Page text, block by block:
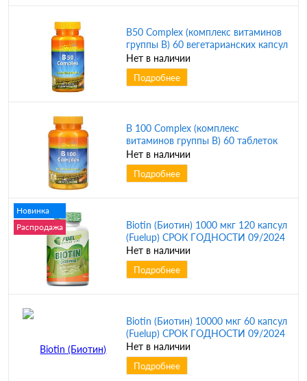
B50 Complex (комплекс витаминов
группы В) 60 вегетарианских капсул
(Thompson)
Нет в наличии
Подробнее
B 100 Complex (комплекс
витаминов группы В) 60 таблеток
(Thompson)
Нет в наличии
Подробнее
Новинка
Распродажа
Biotin (Биотин) 1000 мкг 120 капсул
(Fuelup) СРОК ГОДНОСТИ 09/2024
Нет в наличии
Подробнее
Biotin (Биотин) 10000 мкг 60 капсул
(Fuelup) СРОК ГОДНОСТИ 09/2024
Нет в наличии
Подробнее